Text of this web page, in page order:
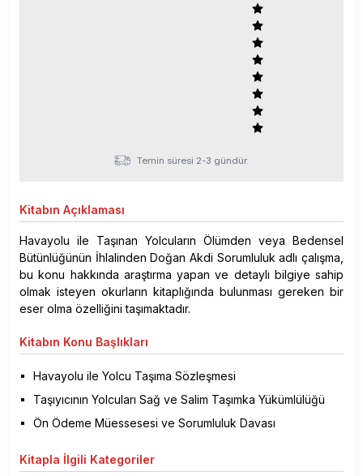
Temin süresi 2-3 gündür.
Kitabın Açıklaması
Havayolu ile Taşınan Yolcuların Ölümden veya Bedensel
Bütünlüğünün İhlalinden Doğan Akdi Sorumluluk adlı çalışma,
bu konu hakkında araştırma yapan ve detaylı bilgiye sahip
olmak isteyen okurların kitaplığında bulunması gereken bir
eser olma özelliğini taşımaktadır.
Kitabın Konu Başlıkları
Havayolu ile Yolcu Taşıma Sözleşmesi
Taşıyıcının Yolcuları Sağ ve Salim Taşımka Yükümlülüğü
Ön Ödeme Müessesesi ve Sorumluluk Davası
Kitapla İlgili Kategoriler